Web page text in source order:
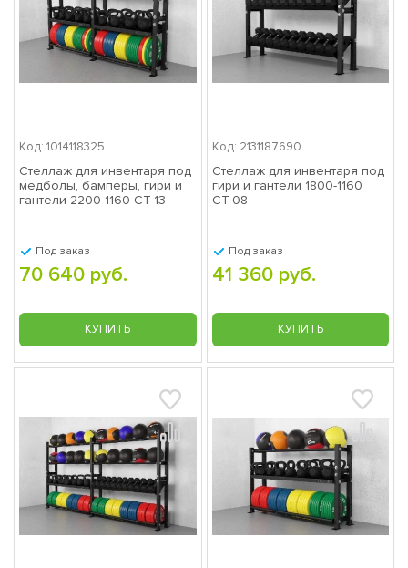
Код: 1014118325
Стеллаж для инвентаря под
медболы, бамперы, гири и
гантели 2200-1160 СТ-13
Под заказ
70 640 руб.
КУПИТЬ
Код: 2131187690
Стеллаж для инвентаря под
гири и гантели 1800-1160
СТ-08
Под заказ
41 360 руб.
КУПИТЬ